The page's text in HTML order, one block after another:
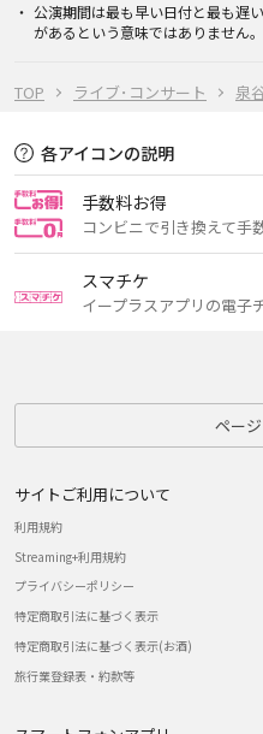
TOP ライブ･コンサート 泉
公演期間は最も早い日付と最も遅
があるという意味ではありません。
各アイコンの説明
手数料お得
コンビニで引き換えて手
スマチケ
イープラスアプリの電子
ペー
サイトご利用について
利用規約
Streaming+利用規約
プライバシーポリシー
特定商取引法に基づく表示
特定商取引法に基づく表示(お酒)
旅行業登録表・約款等